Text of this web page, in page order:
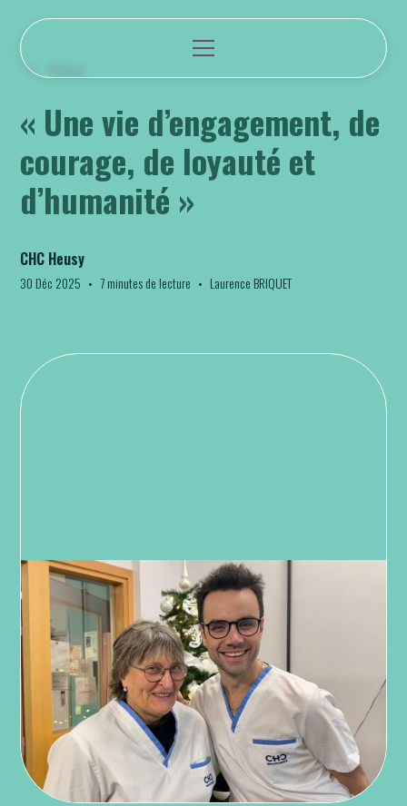
Retour
« Une vie d’engagement, de
courage, de loyauté et
d’humanité »
CHC Heusy
30 Déc 2025 • 7 minutes de lecture • Laurence BRIQUET